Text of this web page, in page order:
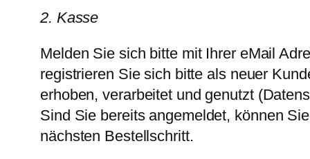
2. Kasse
Melden Sie sich bitte mit Ihrer eMail
registrieren Sie sich bitte als neuer
erhoben, verarbeitet und genutzt
Sind Sie bereits angemeldet, können
nächsten Bestellschritt.